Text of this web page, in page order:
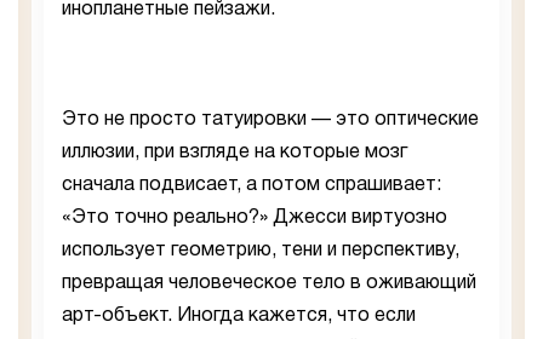
инопланетные пейзажи.
Это не просто татуировки — это оптические
иллюзии, при взгляде на которые мозг
сначала подвисает, а потом спрашивает:
«Это точно реально?» Джесси виртуозно
использует геометрию, тени и перспективу,
превращая человеческое тело в оживающий
арт-объект. Иногда кажется, что если